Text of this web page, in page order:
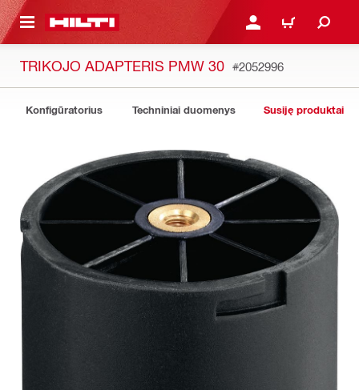
TURINIO PRISIJUNGTI ARBA
PIRKINIŲ
TRIKOJO ADAPTERIS PMW 30 #2052996
Konfigūratorius Techniniai duomenys Susiję produktai